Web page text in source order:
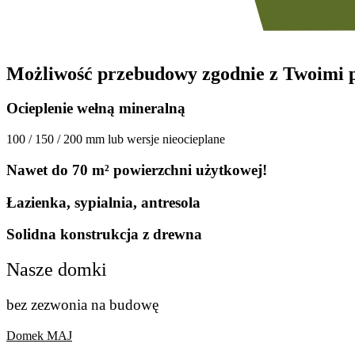
Możliwość przebudowy zgodnie z Twoimi
Ocieplenie wełną mineralną
100 / 150 / 200 mm lub wersje nieocieplane
Nawet do 70 m² powierzchni użytkowej!
Łazienka, sypialnia, antresola
Solidna konstrukcja z drewna
Nasze domki
bez zezwonia na budowę
Domek MAJ